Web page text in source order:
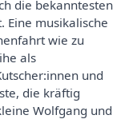
die bekanntesten
Eine musikalische
wie zu
als
und
die kräftig
Wolfgang und